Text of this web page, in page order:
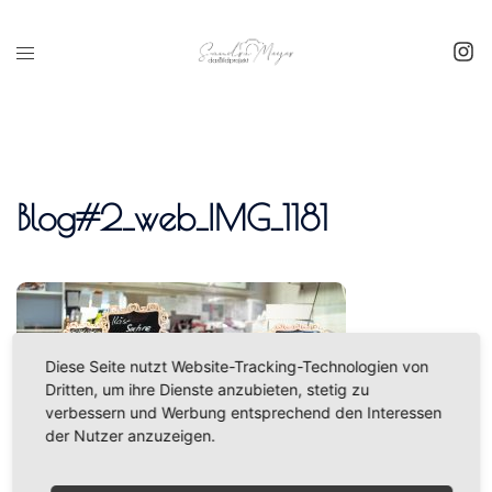
Blog#2_web_IMG_1181
Diese Seite nutzt Website-Tracking-Technologien von
Dritten, um ihre Dienste anzubieten, stetig zu
verbessern und Werbung entsprechend den Interessen
der Nutzer anzuzeigen.